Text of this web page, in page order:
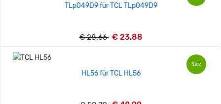
TLp049D9 für TCL TLp049D9
€ 28.66 € 23.88
Sale
HL56 für TCL HL56